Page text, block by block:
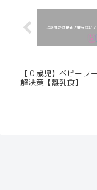
【０歳児】ベビーフ
解決策【離乳食】